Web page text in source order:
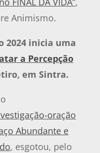
Animismo.
2024 inicia uma
a Percepção
em Sintra.
oração
Abundante e
, esgotou, pelo